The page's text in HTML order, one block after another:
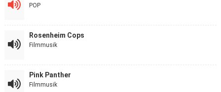
POP
Rosenheim Cops
Filmmusik
Pink Panther
Filmmusik